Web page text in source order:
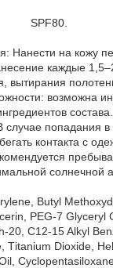
SPF80.
Нанести на кожу
каждые
вытирания
возможна
случае попадания
контакта с
солнечной
Butyl
PEG-7 Glyceryl
20, C12-15 Alkyl
Тitanium Dioxide,